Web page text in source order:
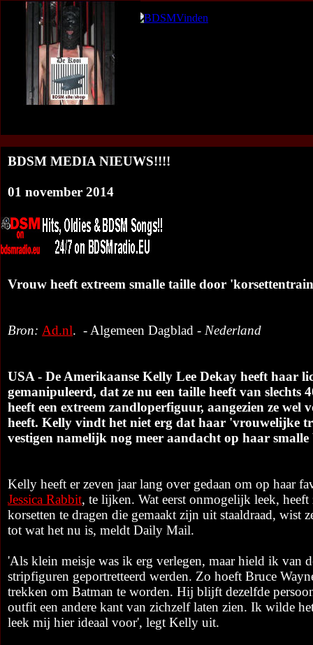
BDSM MEDIA NIEUWS!!!!
01 november 2014
Vrouw heeft extreem smalle taille door
Bron: Ad.nl. - Algemeen Dagblad - Nederland
USA - De Amerikaanse Kelly Lee Dekay heeft haar
gemanipuleerd, dat ze nu een taille heeft van slechts
heeft een extreem zandloperfiguur, aangezien ze wel
heeft. Kelly vindt het niet erg dat haar 'vrouwelijke
vestigen namelijk nog meer aandacht op haar
Kelly heeft er zeven jaar lang over gedaan om op haar
Jessica Rabbit, te lijken. Wat eerst onmogelijk leek,
korsetten te dragen die gemaakt zijn uit staaldraad, wist
tot wat het nu is, meldt Daily Mail.
'Als klein meisje was ik erg verlegen, maar hield ik van
stripfiguren geportretteerd werden. Zo hoeft Bruce
trekken om Batman te worden. Hij blijft dezelfde
outfit een andere kant van zichzelf laten zien. Ik wilde
leek mij hier ideaal voor', legt Kelly uit.